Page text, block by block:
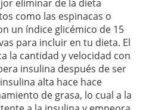
eliminar de la dieta
como las espinacas o
un índice glicémico de 15
para incluir en tu dieta. El
la cantidad y velocidad con
insulina después de ser
alta hace hace
de grasa, lo cual a la